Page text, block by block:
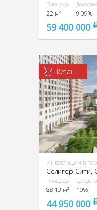
Площадь
22 м² 9.09%
59 400 000
Retail
Инвестиции в
Площадь
88.13 м² 10%
44 950 000